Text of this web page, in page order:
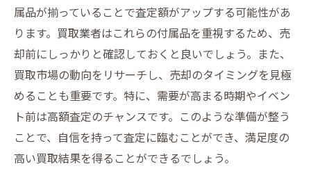
時計の査定前にできること
地域密着型サービスを活用して安心取引を実現
地元密着型サービスの魅力を探る
安心して取引できる理由とは
口コミから見る地域業者の評価
地域限定の特典やサービスについて
取引の際のサポート体制を確認する
属品が揃っていることで査定額がアップする可能性があ
ります。買取業者はこれらの付属品を重視するため、売
却前にしっかりと確認しておくと良いでしょう。また、
買取市場の動向をリサーチし、売却のタイミングを見極
めることも重要です。特に、需要が高まる時期やイベン
ト前は高額査定のチャンスです。このような準備が整う
ことで、自信を持って査定に臨むことができ、満足度の
高い買取結果を得ることができるでしょう。